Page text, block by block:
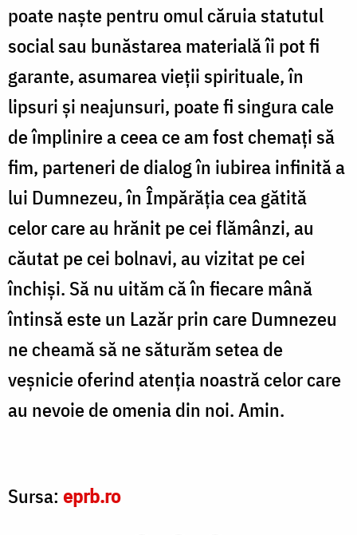
poate naște pentru omul căruia statutul
social sau bunăstarea materială îi pot fi
garante, asumarea vieții spirituale, în
lipsuri și neajunsuri, poate fi singura cale
de împlinire a ceea ce am fost chemați să
fim, parteneri de dialog în iubirea infinită a
lui Dumnezeu, în Împărăția cea gătită
celor care au hrănit pe cei flămânzi, au
căutat pe cei bolnavi, au vizitat pe cei
închiși. Să nu uităm că în fiecare mână
întinsă este un Lazăr prin care Dumnezeu
ne cheamă să ne săturăm setea de
veșnicie oferind atenția noastră celor care
au nevoie de omenia din noi. Amin.
Sursa: eprb.ro